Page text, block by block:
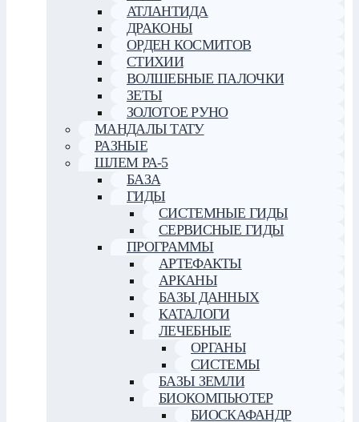
АТЛАНТИДА
ДРАКОНЫ
ОРДЕН КОСМИТОВ
СТИХИИ
ВОЛШЕБНЫЕ ПАЛОЧКИ
ЗЕТЫ
ЗОЛОТОЕ РУНО
МАНДАЛЫ ТАТУ
РАЗНЫЕ
ШЛЕМ РА-5
БАЗА
ГИДЫ
СИСТЕМНЫЕ ГИДЫ
СЕРВИСНЫЕ ГИДЫ
ПРОГРАММЫ
АРТЕФАКТЫ
АРКАНЫ
БАЗЫ ДАННЫХ
КАТАЛОГИ
ЛЕЧЕБНЫЕ
ОРГАНЫ
СИСТЕМЫ
БАЗЫ ЗЕМЛИ
БИОКОМПЬЮТЕР
БИОСКАФАНДР